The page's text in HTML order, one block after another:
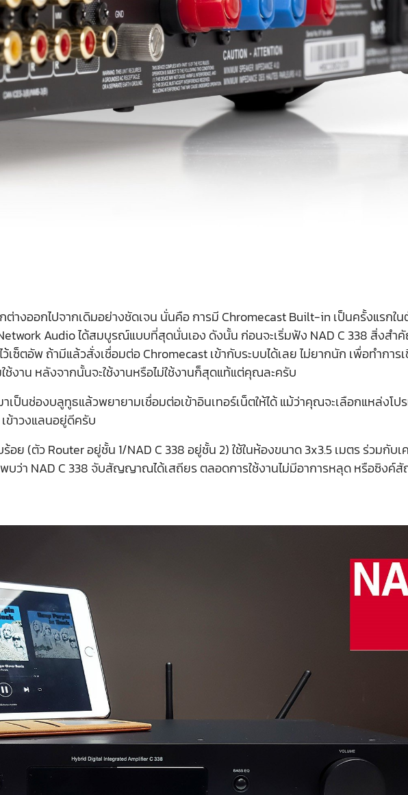
างออกไปจากเดิมอย่างชัดเจน นั่นคือ การมี Chromecast Built-in เป็นครั้งแรกใน
Audio ได้สมบูรณ์แบบที่สุดนั่นเอง ดังนั้น ก่อนจะเริ่มฟัง NAD C 338 สิ่งส
เซ็ตอัพ ถ้ามีแล้วสั่งเชื่อมต่อ Chromecast เข้ากับระบบได้เลย ไม่ยากนัก เพื่อทำการเ
ช้งาน หลังจากนั้นจะใช้งานหรือไม่ใช้งานก็สุดแท้แต่คุณละครับ
ป็นช่องบลูทูธแล้วพยายามเชื่อมต่อเข้าอินเทอร์เน็ตให้ได้ แม้ว่าคุณจะเลือกแหล่งโ
ข้าวงแลนอยู่ดีครับ
(ตัว Router อยู่ชั้น 1/NAD C 338 อยู่ชั้น 2) ใช้ในห้องขนาด 3x3.5 เมตร ร่วมกับเ
ว่า NAD C 338 จับสัญญาณได้เสถียร ตลอดการใช้งานไม่มีอาการหลุด หรือซิงค์